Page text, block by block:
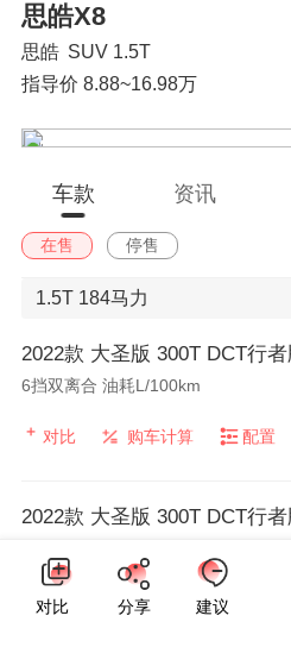
思皓X8
思皓 SUV 1.5T
指导价 8.88~16.98万
车款 资讯
在售 停售
1.5T 184马力
2022款 大圣版 300T DCT行
6挡双离合 油耗L/100km
对比 购车计算 配置
2022款 大圣版 300T DCT行
对比 购车计算
对比
分享 建议